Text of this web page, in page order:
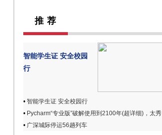
推 荐
智能学生证 安全校园
行
• 智能学生证 安全校园行
• Pycharm“专业版”破解使用到2100年(超详细)，太秀、太赞、太好用！
• 广深城际停运56趟列车